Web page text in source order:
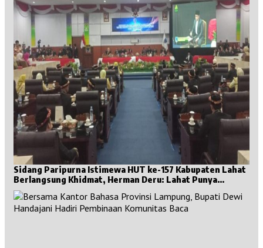
Sidang Paripurna Istimewa HUT ke-157 Kabupaten Lahat
Berlangsung Khidmat, Herman Deru: Lahat Punya
Sejarah Besar untuk Sumsel